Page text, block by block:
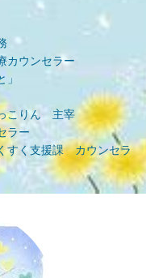
ウンセラー
りん 主宰
ラー
支援課 カウンセラ